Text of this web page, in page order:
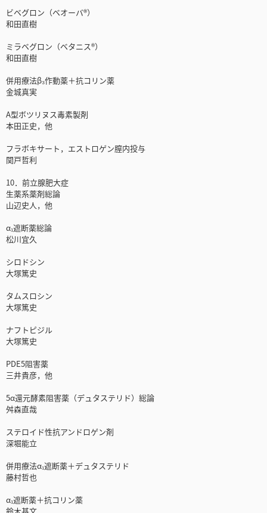
ビベグロン（ベオーバ®）
和田直樹
ミラベグロン（ベタニス®）
和田直樹
併用療法β₃作動薬＋抗コリン薬
金城真実
A型ボツリヌス毒素製剤
本田正史，他
フラボキサート，エストロゲン膣内投与
関戸哲利
10．前立腺肥大症
生薬系薬剤総論
山辺史人，他
α₁遮断薬総論
松川宜久
シロドシン
大塚篤史
タムスロシン
大塚篤史
ナフトピジル
大塚篤史
PDE5阻害薬
三井貴彦，他
5α還元酵素阻害薬（デュタステリド）総論
舛森直哉
ステロイド性抗アンドロゲン剤
深堀能立
併用療法α₁遮断薬＋デュタステリド
藤村哲也
α₁遮断薬＋抗コリン薬